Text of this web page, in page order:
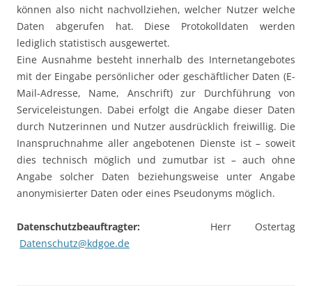
können also nicht nachvollziehen, welcher Nutzer welche
Daten abgerufen hat. Diese Protokolldaten werden
lediglich statistisch ausgewertet.
Eine Ausnahme besteht innerhalb des Internetangebotes
mit der Eingabe persönlicher oder geschäftlicher Daten (E-
Mail-Adresse, Name, Anschrift) zur Durchführung von
Serviceleistungen. Dabei erfolgt die Angabe dieser Daten
durch Nutzerinnen und Nutzer ausdrücklich freiwillig. Die
Inanspruchnahme aller angebotenen Dienste ist – soweit
dies technisch möglich und zumutbar ist – auch ohne
Angabe solcher Daten beziehungsweise unter Angabe
anonymisierter Daten oder eines Pseudonyms möglich.
Datenschutzbeauftragter: Herr Ostertag
Datenschutz@kdgoe.de